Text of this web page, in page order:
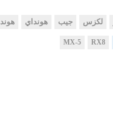
لكزس جيب هونداي هوندا
RX8
MX-5